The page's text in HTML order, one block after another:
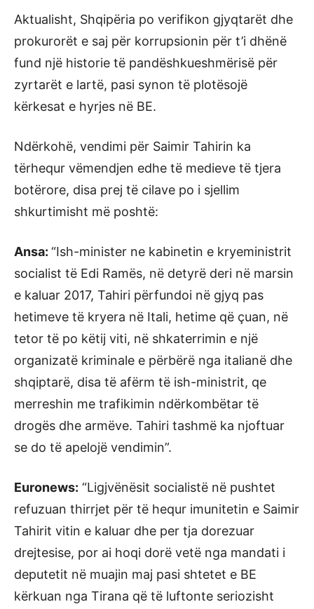
Aktualisht, Shqipëria po verifikon gjyqtarët dhe
prokurorët e saj për korrupsionin për t’i dhënë
fund një historie të pandëshkueshmërisë për
zyrtarët e lartë, pasi synon të plotësojë
kërkesat e hyrjes në BE.
Ndërkohë, vendimi për Saimir Tahirin ka
tërhequr vëmendjen edhe të medieve të tjera
botërore, disa prej të cilave po i sjellim
shkurtimisht më poshtë:
Ansa: “Ish-minister ne kabinetin e kryeministrit
socialist të Edi Ramës, në detyrë deri në marsin
e kaluar 2017, Tahiri përfundoi në gjyq pas
hetimeve të kryera në Itali, hetime që çuan, në
tetor të po këtij viti, në shkaterrimin e një
organizatë kriminale e përbërë nga italianë dhe
shqiptarë, disa të afërm të ish-ministrit, qe
merreshin me trafikimin ndërkombëtar të
drogës dhe armëve. Tahiri tashmë ka njoftuar
se do të apelojë vendimin”.
Euronews: “Ligjvënësit socialistë në pushtet
refuzuan thirrjet për të hequr imunitetin e Saimir
Tahirit vitin e kaluar dhe per tja dorezuar
drejtesise, por ai hoqi dorë vetë nga mandati i
deputetit në muajin maj pasi shtetet e BE
kërkuan nga Tirana që të luftonte seriozisht